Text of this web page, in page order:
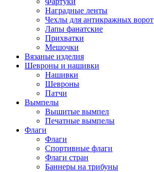
Наградные ленты
Чехлы для антикражных ворот
Лапы фанатские
Прихватки
Мешочки
Вязаные изделия
Шевроны и нашивки
Нашивки
Шевроны
Патчи
Вымпелы
Вышитые вымпел
Печатные вымпелы
Флаги
Флаги
Спортивные флаги
Флаги стран
Баннеры на трибуны